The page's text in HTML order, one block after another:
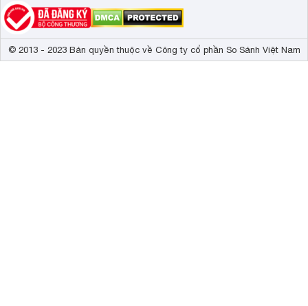
© 2013 - 2023 Bản quyền thuộc về Công ty cổ phần So Sánh Việt Nam